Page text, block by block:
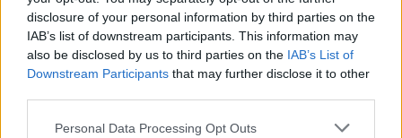
disclosure of your personal information by third parties on the
IAB’s list of downstream participants. This information may
also be disclosed by us to third parties on the IAB’s List of
Downstream Participants that may further disclose it to other
Personal Data Processing Opt Outs